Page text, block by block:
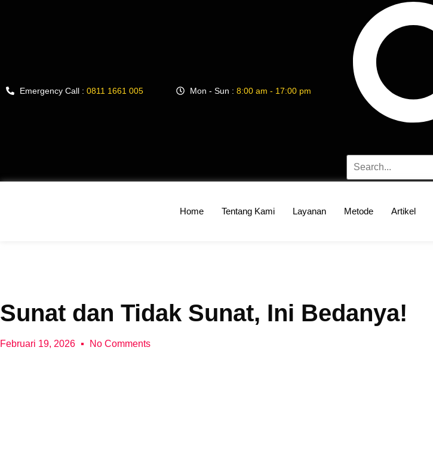
Emergency Call : 0811 1661 005 Mon - Sun : 8:00 am - 17:00 pm
Home Tentang Kami Layanan Metode Artikel
Sunat dan Tidak Sunat, Ini Bedanya!
Februari 19, 2026 No Comments